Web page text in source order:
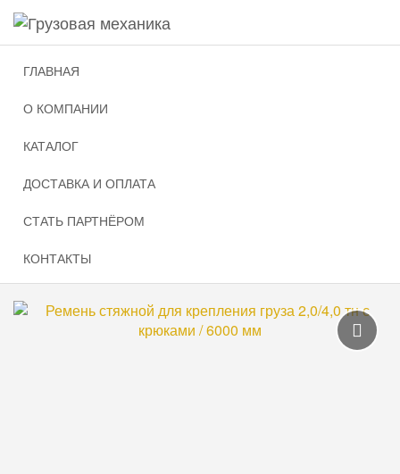
Skip
to
main
content
г. Киров,ул. Производственная, д. 22
Навигация
ГЛАВНАЯ
О КОМПАНИИ
КАТАЛОГ
ДОСТАВКА И ОПЛАТА
СТАТЬ ПАРТНЁРОМ
КОНТАКТЫ
КРЕПЛЕНИЯ ГРУЗА 2,0/4,0 ТН С
КРЮКАМИ / 6000 ММ
Галерея